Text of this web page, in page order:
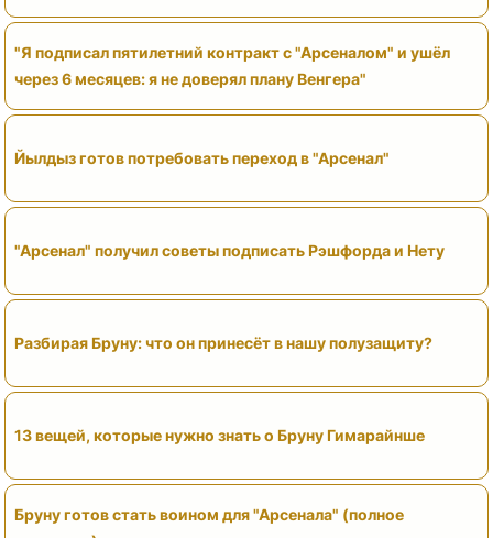
"Я подписал пятилетний контракт с "Арсеналом" и ушёл
через 6 месяцев: я не доверял плану Венгера"
Йылдыз готов потребовать переход в "Арсенал"
"Арсенал" получил советы подписать Рэшфорда и Нету
Разбирая Бруну: что он принесёт в нашу полузащиту?
13 вещей, которые нужно знать о Бруну Гимарайнше
Бруну готов стать воином для "Арсенала" (полное